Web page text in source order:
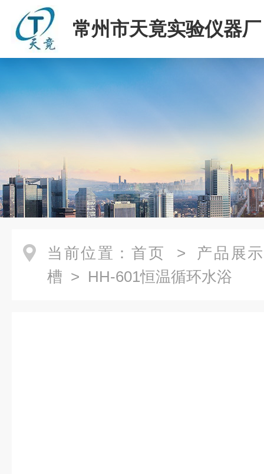
常州市天竟实验仪器厂
当前位置： 首页 > 产品展示
槽 > HH-601恒温循环水浴